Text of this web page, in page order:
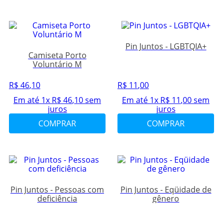
Camiseta Porto
Voluntário M
R$ 46,10
Em até 1x R$ 46,10sem
juros
COMPRAR
Pin Juntos - LGBTQIA+
R$ 11,00
Em até 1x R$ 11,00sem
juros
COMPRAR
Pin Juntos - Pessoas com
deficiência
Pin Juntos - Eqüidade de
gênero